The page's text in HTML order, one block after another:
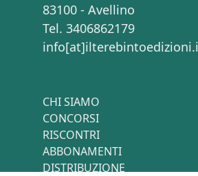
83100 - Avellino
Tel. 3406862179
CHI SIAMO
CONCORSI
RISCONTRI
ABBONAMENTI
DISTRIBUZIONE